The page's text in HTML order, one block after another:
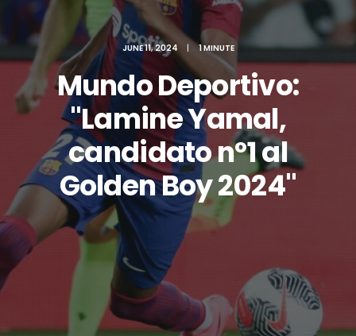
JUNE 11, 2024 | 1 MINUTE
Mundo Deportivo:
"Lamine Yamal,
candidato nº1 al
Golden Boy 2024"